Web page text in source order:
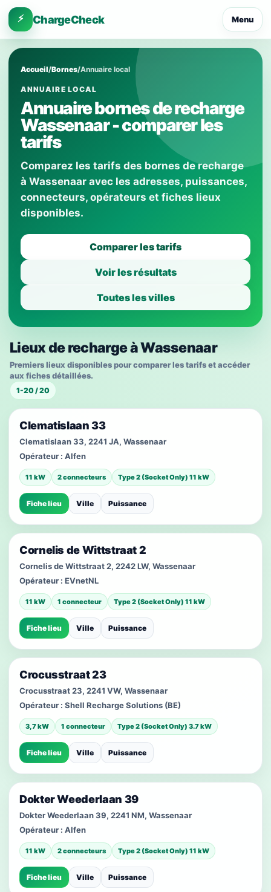
⚡ ChargeCheck Menu
Accueil/Bornes/Annuaire local
ANNUAIRE LOCAL
Annuaire bornes de recharge
Wassenaar - comparer les
tarifs
Comparez les tarifs des bornes de recharge
à Wassenaar avec les adresses, puissances,
connecteurs, opérateurs et fiches lieux
disponibles.
Comparer les tarifs
Voir les résultats
Toutes les villes
Lieux de recharge à Wassenaar
Premiers lieux disponibles pour comparer les tarifs et accéder
aux fiches détaillées.
1-20 / 20
Clematislaan 33
Clematislaan 33, 2241 JA, Wassenaar
Opérateur : Alfen
11 kW 2 connecteurs Type 2 (Socket Only) 11 kW
Fiche lieu Ville Puissance
Cornelis de Wittstraat 2
Cornelis de Wittstraat 2, 2242 LW, Wassenaar
Opérateur : EVnetNL
11 kW 1 connecteur Type 2 (Socket Only) 11 kW
Fiche lieu Ville Puissance
Crocusstraat 23
Crocusstraat 23, 2241 VW, Wassenaar
Opérateur : Shell Recharge Solutions (BE)
3,7 kW 1 connecteur Type 2 (Socket Only) 3.7 kW
Fiche lieu Ville Puissance
Dokter Weederlaan 39
Dokter Weederlaan 39, 2241 NM, Wassenaar
Opérateur : Alfen
11 kW 2 connecteurs Type 2 (Socket Only) 11 kW
Fiche lieu Ville Puissance